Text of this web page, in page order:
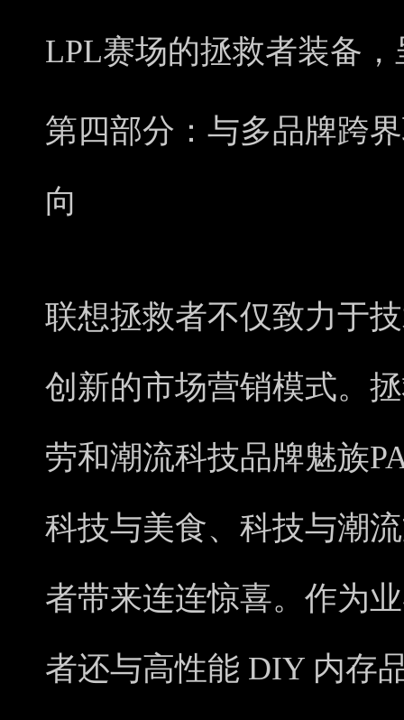
LPL赛场的拯救者装备
第四部分：与多品牌跨
向
联想拯救者不仅致力于
创新的市场营销模式。
劳和潮流科技品牌魅族
科技与美食、科技与潮
者带来连连惊喜。作为
者还与高性能 DIY 内存